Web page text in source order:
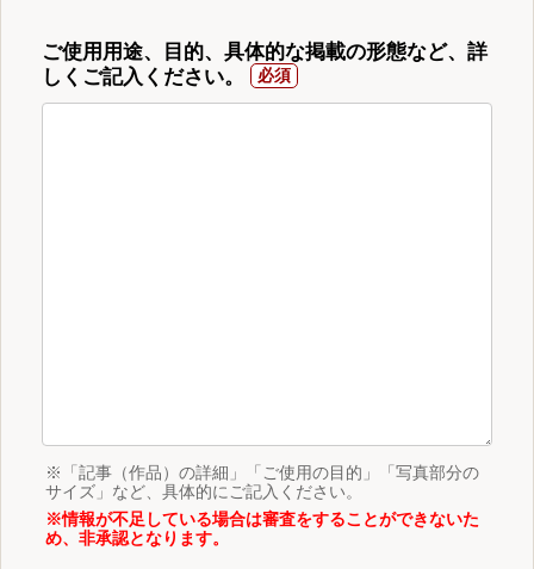
ご使用用途、目的、具体的な掲載の形態など、詳
しくご記入ください。
※「記事（作品）の詳細」「ご使用の目的」「写真部分の
サイズ」など、具体的にご記入ください。
※情報が不足している場合は審査をすることができないた
め、非承認となります。